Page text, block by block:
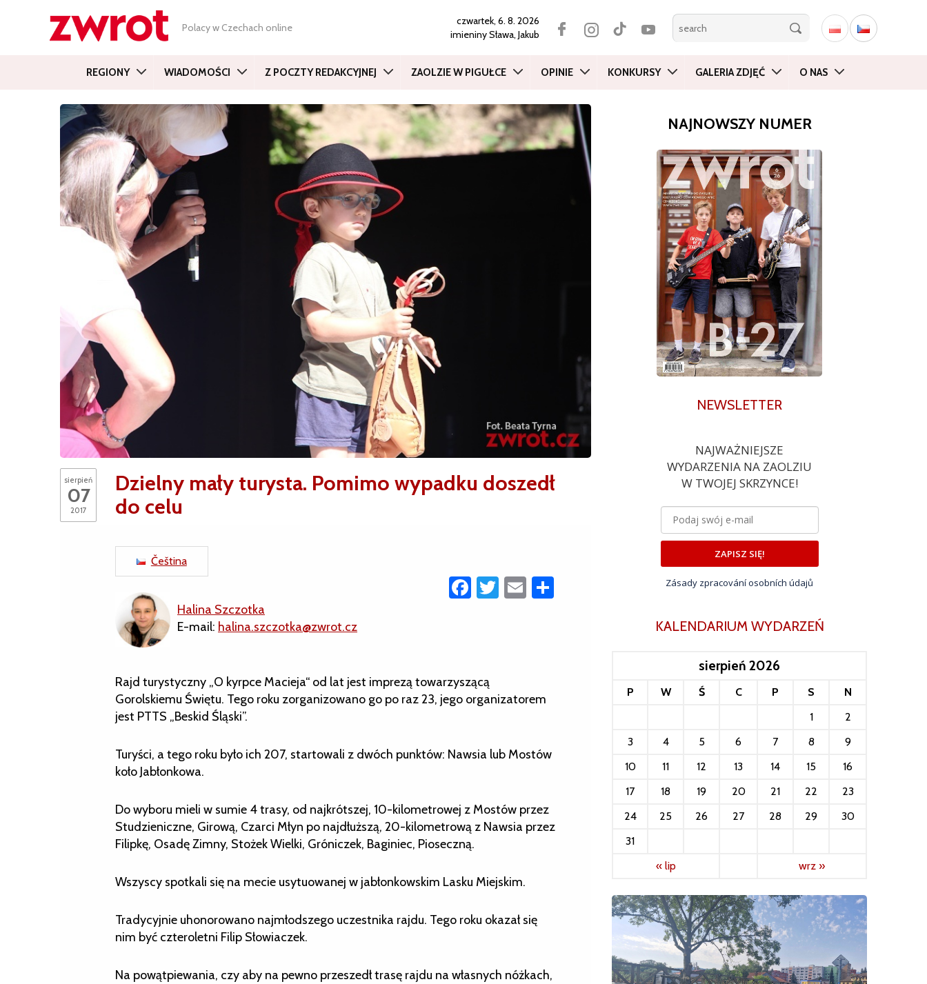
Polacy w Czechach online
czwartek, 6. 8. 2026
imieninySława, Jakub
REGIONY WIADOMOŚCI Z POCZTY REDAKCYJNEJ ZAOLZIE W PIGUŁCE OPINIE KONKURSY GALERIA ZDJĘĆ O NAS
sierpień
07
2017
Dzielny mały turysta. Pomimo wypadku doszedł
do celu
Čeština
Halina Szczotka
E-mail: halina.szczotka@zwrot.cz
Facebook
Twitter
Email
Rajd turystyczny „O kyrpce Macieja“ od lat jest imprezą towarzyszącą
Gorolskiemu Świętu. Tego roku zorganizowano go po raz 23, jego organizatorem
jest PTTS „Beskid Śląski”.
Turyści, a tego roku było ich 207, startowali z dwóch punktów: Nawsia lub Mostów
koło Jabłonkowa.
Do wyboru mieli w sumie 4 trasy, od najkrótszej, 10-kilometrowej z Mostów przez
Studzieniczne, Girową, Czarci Młyn po najdłuższą, 20-kilometrową z Nawsia przez
Filipkę, Osadę Zimny, Stożek Wielki, Gróniczek, Baginiec, Pioseczną.
Wszyscy spotkali się na mecie usytuowanej w jabłonkowskim Lasku Miejskim.
Tradycyjnie uhonorowano najmłodszego uczestnika rajdu. Tego roku okazał się
nim być czteroletni Filip Słowiaczek.
Na powątpiewania, czy aby na pewno przeszedł trasę rajdu na własnych nóżkach,
NAJNOWSZY NUMER
NEWSLETTER
NAJWAŻNIEJSZE
WYDARZENIA NA ZAOLZIU
W TWOJEJ SKRZYNCE!
ZAPISZ SIĘ!
Zásady zpracování osobních údajů
KALENDARIUM WYDARZEŃ
sierpień 2026
P W Ś C P S
N
1
2
3
4 5 6 7 8
9
10
11 12 13 14 15
16
17
18 19 20 21 22
23
24
25 26 27 28 29
30
31
« lip
wrz »